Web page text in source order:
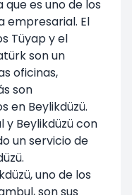
es uno de los
empresarial. El
Tüyap y el
son un
oficinas,
son
en Beylikdüzü.
y Beylikdüzü con
un servicio de
uno de los
son sus